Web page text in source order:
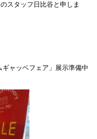
スタッフ日比谷と申しま
ャッベフェア」展示準備中
NEWS